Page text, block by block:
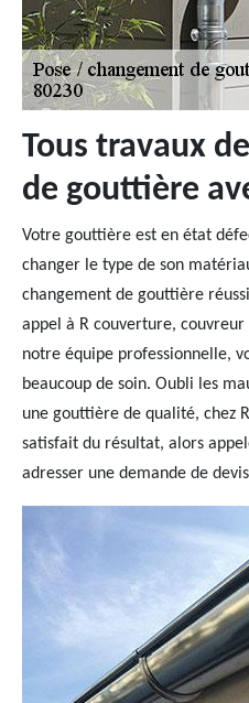
Tous travaux
de gouttière
Votre gouttière est en état
changer le type de son
changement de gouttière
appel à R couverture,
notre équipe professionnelle,
beaucoup de soin. Oubli les
une gouttière de qualité, chez
satisfait du résultat, alors
adresser une demande de